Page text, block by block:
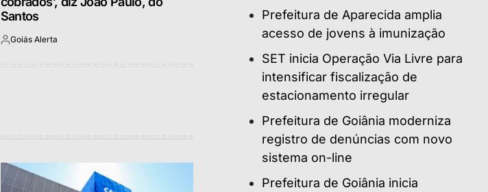
Santos
Postado
Goiás Alerta
Prefeitura de Aparecida amplia
acesso de jovens à imunização
SET inicia Operação Via Livre para
intensificar fiscalização de
estacionamento irregular
Prefeitura de Goiânia moderniza
registro de denúncias com novo
sistema on-line
Prefeitura de Goiânia inicia